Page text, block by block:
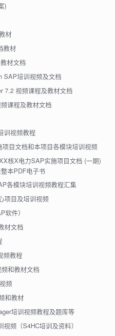
)
材
教材
材文档
SAP培训视频及文档
7.2 视频课程及教材文档
课程及教材文档
训视频教程
目文档和本项目各模块培训视频
核X电力SAP实施项目文档 (一期)
本PDF电子书
各模块培训视频教程汇集
项目及培训视频
件）
材文档
频教程
和教材文档
频
和教材
培训视频教程及题库等
频（S4HC培训及资料）